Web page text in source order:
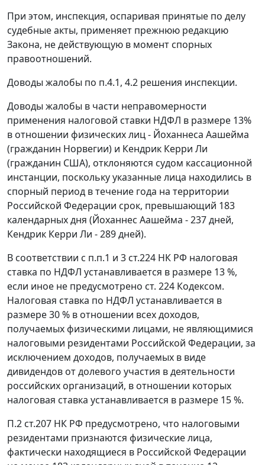
При этом, инспекция, оспаривая принятые по делу
судебные акты, применяет прежнюю редакцию
Закона, не действующую в момент спорных
правоотношений.
Доводы жалобы по п.4.1, 4.2 решения инспекции.
Доводы жалобы в части неправомерности
применения налоговой ставки НДФЛ в размере 13%
в отношении физических лиц - Йоханнеса Аашейма
(гражданин Норвегии) и Кендрик Керри Ли
(гражданин США), отклоняются судом кассационной
инстанции, поскольку указанные лица находились в
спорный период в течение года на территории
Российской Федерации срок, превышающий 183
календарных дня (Йоханнес Аашейма - 237 дней,
Кендрик Керри Ли - 289 дней).
В соответствии с п.п.1 и 3 ст.224 НК РФ налоговая
ставка по НДФЛ устанавливается в размере 13 %,
если иное не предусмотрено ст. 224 Кодексом.
Налоговая ставка по НДФЛ устанавливается в
размере 30 % в отношении всех доходов,
получаемых физическими лицами, не являющимися
налоговыми резидентами Российской Федерации, за
исключением доходов, получаемых в виде
дивидендов от долевого участия в деятельности
российских организаций, в отношении которых
налоговая ставка устанавливается в размере 15 %.
П.2 ст.207 НК РФ предусмотрено, что налоговыми
резидентами признаются физические лица,
фактически находящиеся в Российской Федерации